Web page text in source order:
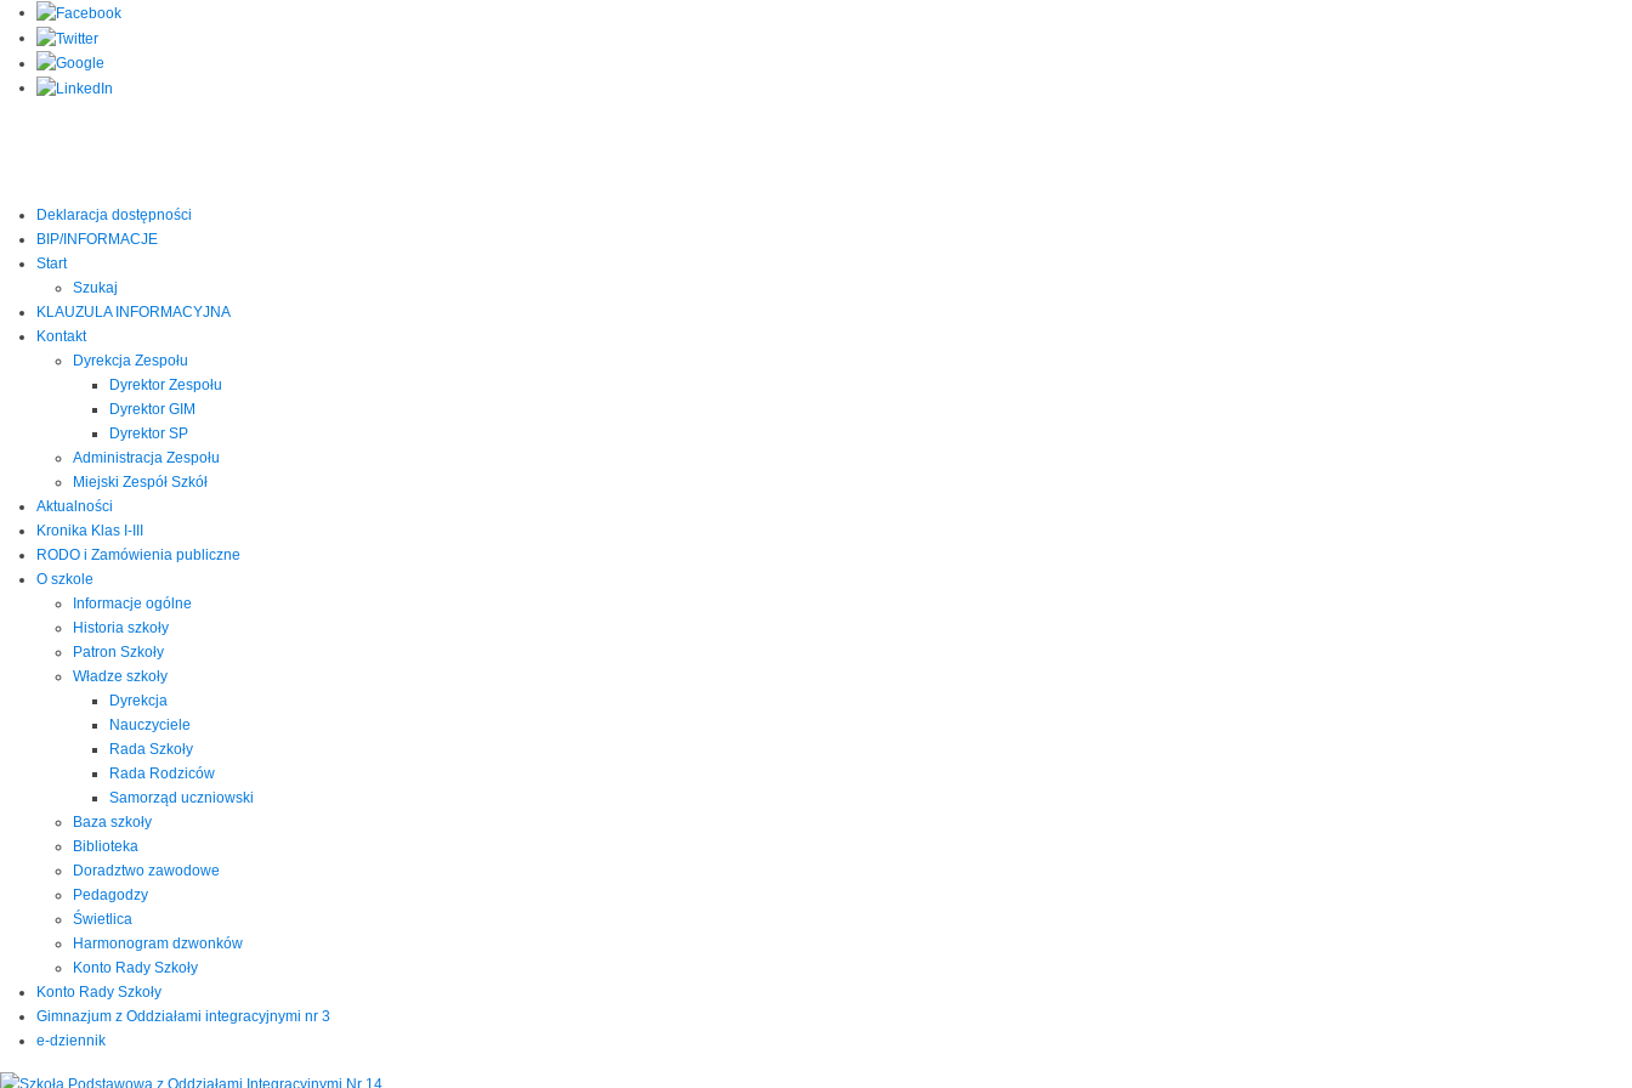
Deklaracja dostępności
BIP/INFORMACJE
Start
Szukaj
KLAUZULA INFORMACYJNA
Kontakt
Dyrekcja Zespołu
Dyrektor Zespołu
Dyrektor GIM
Dyrektor SP
Administracja Zespołu
Miejski Zespół Szkół
Aktualności
Kronika Klas I-III
RODO i Zamówienia publiczne
O szkole
Informacje ogólne
Historia szkoły
Patron Szkoły
Władze szkoły
Dyrekcja
Nauczyciele
Rada Szkoły
Rada Rodziców
Samorząd uczniowski
Baza szkoły
Biblioteka
Doradztwo zawodowe
Pedagodzy
Świetlica
Harmonogram dzwonków
Konto Rady Szkoły
Konto Rady Szkoły
Gimnazjum z Oddziałami integracyjnymi nr 3
e-dziennik